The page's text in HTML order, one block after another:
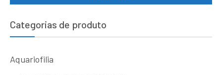
Categorias de produto
Aquariofilia